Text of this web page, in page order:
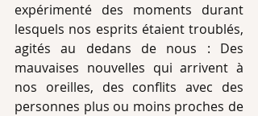
expérimenté des moments durant
lesquels nos esprits étaient troublés,
agités au dedans de nous : Des
mauvaises nouvelles qui arrivent à
nos oreilles, des conflits avec des
personnes plus ou moins proches de